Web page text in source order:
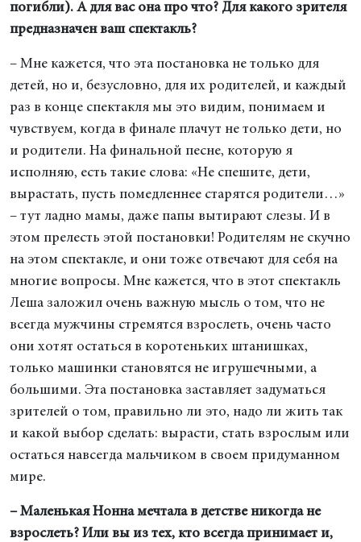
погибли). А для вас она про что? Для какого зрителя
предназначен ваш спектакль?
– Мне кажется, что эта постановка не только для
детей, но и, безусловно, для их родителей, и каждый
раз в конце спектакля мы это видим, понимаем и
чувствуем, когда в финале плачут не только дети, но
и родители. На финальной песне, которую я
исполняю, есть такие слова: «Не спешите, дети,
вырастать, пусть помедленнее старятся родители…»
– тут ладно мамы, даже папы вытирают слезы. И в
этом прелесть этой постановки! Родителям не скучно
на этом спектакле, и они тоже отвечают для себя на
многие вопросы. Мне кажется, что в этот спектакль
Леша заложил очень важную мысль о том, что не
всегда мужчины стремятся взрослеть, очень часто
они хотят остаться в коротеньких штанишках,
только машинки становятся не игрушечными, а
большими. Эта постановка заставляет задуматься
зрителей о том, правильно ли это, надо ли жить так
и какой выбор сделать: вырасти, стать взрослым или
остаться навсегда мальчиком в своем придуманном
мире.
– Маленькая Нонна мечтала в детстве никогда не
взрослеть? Или вы из тех, кто всегда принимает и,